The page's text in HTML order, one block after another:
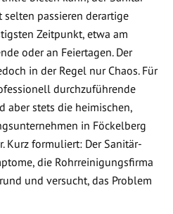
passieren derartige
Zeitpunkt, etwa am
oder an Feiertagen. Der
in der Regel nur Chaos. Für
durchzuführende
aber stets die heimischen,
in Föckelberg
Kurz formuliert: Der Sanitär-
die Rohrreinigungsfirma
und versucht, das Problem